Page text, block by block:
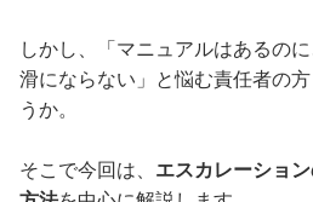
しかし、「マニュアルはあるの
滑にならない」と悩む責任者の
うか。
そこで今回は、 エスカレーショ